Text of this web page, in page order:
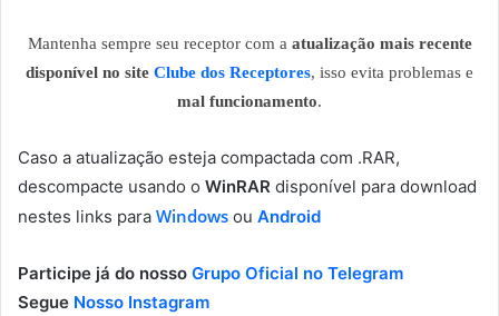
Mantenha sempre seu receptor com a atualização mais recente
disponível no site Clube dos Receptores, isso evita problemas e
mal funcionamento.
Caso a atualização esteja compactada com .RAR,
descompacte usando o WinRAR disponível para download
nestes links para Windows ou Android
Participe já do nosso Grupo Oficial no Telegram
Segue Nosso Instagram